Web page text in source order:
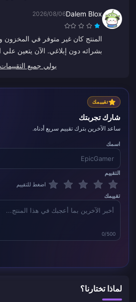
الواضح متى يتم معالجة المدفوعات.
المشكلات، فسيكون أكثر موثوقية
Dalem Blox
2026/08/06
المنتج كان غير متوفر في
بشرائه دون إبلاغي. الآن يتعين علي
أيام لاسترداد أموالي.بولي جميع التقييمات
تقييمك
شارك تجربتك
ساعد الآخرين بترك تقييم سريع أدناه.
اسمك
التقييم
اضغط للتقييم
تقييمك
0/500
لماذا تختارنا؟